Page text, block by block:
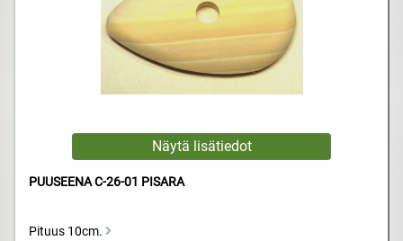
PUUSEENA C-26-01 PISARA
Pituus 10cm.